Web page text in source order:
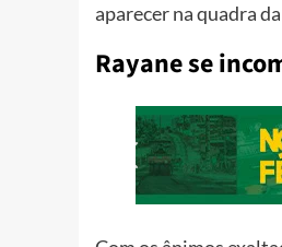
aparecer na quadra
Rayane se